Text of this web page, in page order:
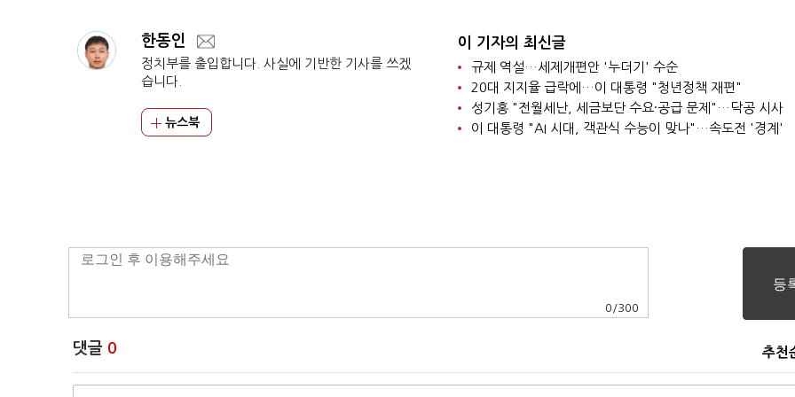
한동인
정치부를 출입합니다. 사실에 기반한 기사를 쓰겠
습니다.
뉴스북
이 기자의 최신글
규제 역설…세제개편안 '누더기' 수순
20대 지지율 급락에…이 대통령 "청년정책 재편"
성기홍 "전월세난, 세금보단 수요·공급 문제"…닥공 시사
이 대통령 "AI 시대, 객관식 수능이 맞나"…속도전 '경계'
0 /300
댓글 0 추천